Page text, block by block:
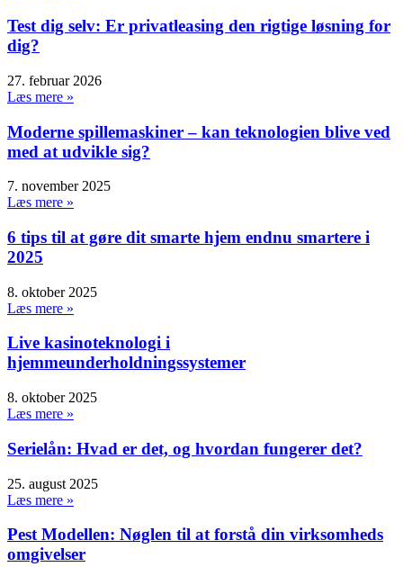
Test dig selv: Er privatleasing den rigtige løsning for
dig?
27. februar 2026
Læs mere »
Moderne spillemaskiner – kan teknologien blive ved
med at udvikle sig?
7. november 2025
Læs mere »
6 tips til at gøre dit smarte hjem endnu smartere i
2025
8. oktober 2025
Læs mere »
Live kasinoteknologi i
hjemmeunderholdningssystemer
8. oktober 2025
Læs mere »
Serielån: Hvad er det, og hvordan fungerer det?
25. august 2025
Læs mere »
Pest Modellen: Nøglen til at forstå din virksomheds
omgivelser